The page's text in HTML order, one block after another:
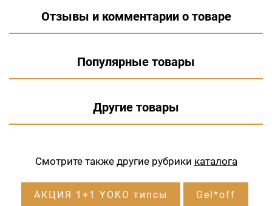
Отзывы и комментарии о товаре
Популярные товары
Другие товары
Смотрите также другие рубрики каталога
АКЦИЯ 1+1 YOKO типсы Gel*off